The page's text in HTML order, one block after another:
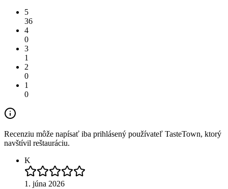
5
36
4
0
3
1
2
0
1
0
Recenziu môže napísať iba prihlásený používateľ TasteTown, ktorý
navštívil reštauráciu.
K
1. júna 2026